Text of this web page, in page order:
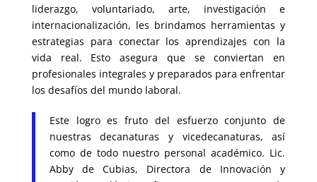
liderazgo, voluntariado, arte, investigación e
internacionalización, les brindamos herramientas y
estrategias para conectar los aprendizajes con la
vida real. Esto asegura que se conviertan en
profesionales integrales y preparados para enfrentar
los desafíos del mundo laboral.
Este logro es fruto del esfuerzo conjunto de
nuestras decanaturas y vicedecanaturas, así
como de todo nuestro personal académico. Lic.
Abby de Cubias, Directora de Innovación y